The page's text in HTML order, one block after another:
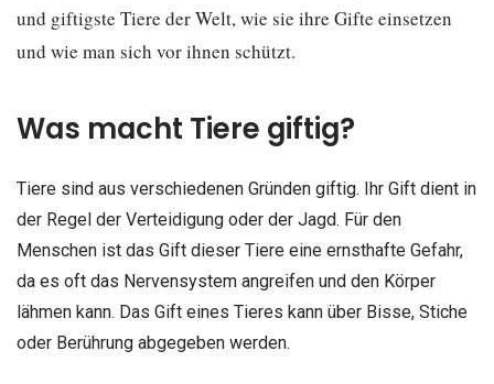
und giftigste Tiere der Welt, wie sie ihre Gifte einsetzen
und wie man sich vor ihnen schützt.
Was macht Tiere giftig?
Tiere sind aus verschiedenen Gründen giftig. Ihr Gift dient in
der Regel der Verteidigung oder der Jagd. Für den
Menschen ist das Gift dieser Tiere eine ernsthafte Gefahr,
da es oft das Nervensystem angreifen und den Körper
lähmen kann. Das Gift eines Tieres kann über Bisse, Stiche
oder Berührung abgegeben werden.